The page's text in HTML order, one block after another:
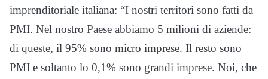
imprenditoriale italiana: “I nostri territori sono fatti da
PMI. Nel nostro Paese abbiamo 5 milioni di aziende:
di queste, il 95% sono micro imprese. Il resto sono
PMI e soltanto lo 0,1% sono grandi imprese. Noi, che